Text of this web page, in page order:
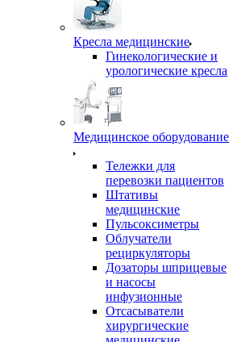
Кресла медицинские
Гинекологические и
урологические кресла
Медицинское оборудование
Тележки для
перевозки пациентов
Штативы
медицинские
Пульсоксиметры
Облучатели
рециркуляторы
Дозаторы шприцевые
и насосы
инфузионные
Отсасыватели
хирургические